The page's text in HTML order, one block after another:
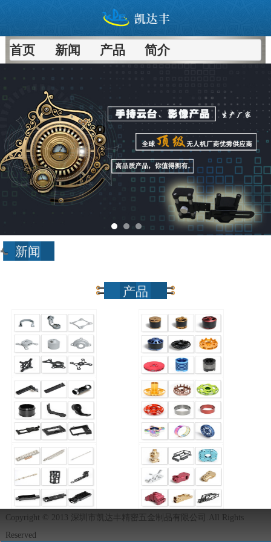
首页 新闻 产品 简介
新闻
进入新闻频道>>
产品
Copyright © 2013 深圳市凯达丰精密五金制品有限公司.All Rights
Reserved